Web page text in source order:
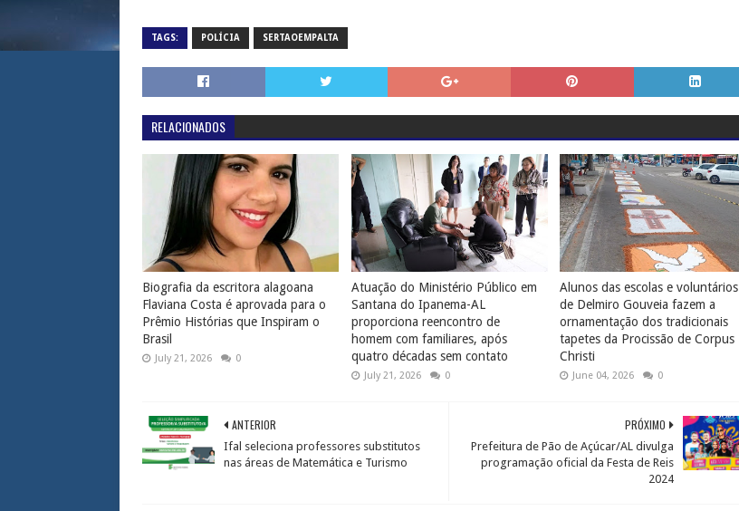
TAGS: POLÍCIA SERTAOEMPALTA
RELACIONADOS
Biografia da escritora alagoana
Flaviana Costa é aprovada para o
Prêmio Histórias que Inspiram o
Brasil
July 21, 2026 0
Atuação do Ministério Público em
Santana do Ipanema-AL
proporciona reencontro de
homem com familiares, após
quatro décadas sem contato
July 21, 2026 0
Alunos das escolas e voluntários
de Delmiro Gouveia fazem a
ornamentação dos tradicionais
tapetes da Procissão de Corpus
Christi
June 04, 2026 0
PRÓXIMO
Prefeitura de Pão de Açúcar/AL divulga
programação oficial da Festa de Reis
2024
ANTERIOR
Ifal seleciona professores substitutos
nas áreas de Matemática e Turismo